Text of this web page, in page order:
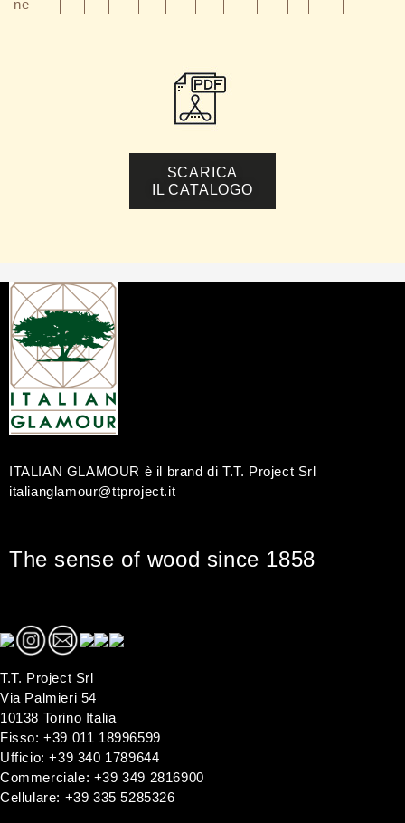
ne
SCARICA
IL CATALOGO
ITALIAN GLAMOUR è il brand di T.T. Project Srl
italianglamour@ttproject.it
The sense of wood since 1858
T.T. Project Srl
Via Palmieri 54
10138 Torino Italia
Fisso: +39 011 18996599
Ufficio: +39 340 1789644
Commerciale: +39 349 2816900
Cellulare: +39 335 5285326